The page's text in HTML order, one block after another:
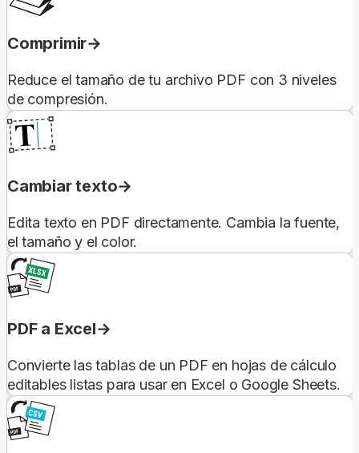
Comprimir
Reduce el tamaño de tu archivo PDF con 3 niveles
de compresión.
Cambiar texto
Edita texto en PDF directamente. Cambia la fuente,
el tamaño y el color.
PDF a Excel
Convierte las tablas de un PDF en hojas de cálculo
editables listas para usar en Excel o Google Sheets.